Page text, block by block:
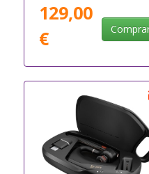
Micrófono/ Bluetooth/
Negros
129,00
€